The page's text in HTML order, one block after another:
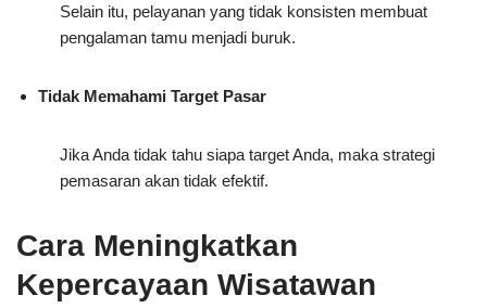
Selain itu, pelayanan yang tidak konsisten membuat
pengalaman tamu menjadi buruk.
Tidak Memahami Target Pasar
Jika Anda tidak tahu siapa target Anda, maka strategi
pemasaran akan tidak efektif.
Cara Meningkatkan
Kepercayaan Wisatawan